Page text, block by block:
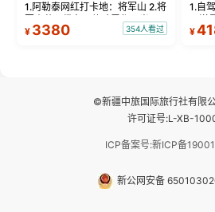
1.阿勒泰网红打卡地：将军山 2.将
军山落日缆车，体验雪都风光 3.
将军山，夕阳派对，蹦迪party 4.
¥ 3380 354人看过
1.自
西
让雪
¥
©新疆中旅国际旅行社有限
许可证号:L-XB-
ICP备案号:新ICP备
新公网安备